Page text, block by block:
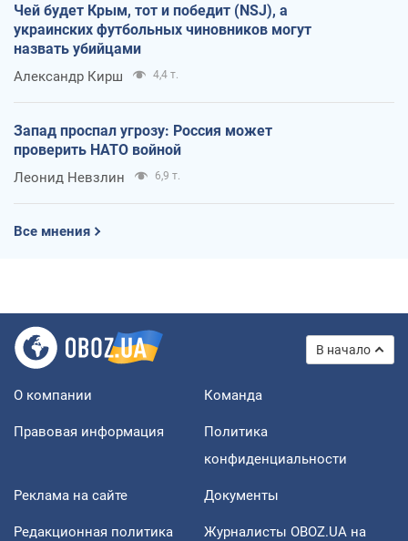
Чей будет Крым, тот и победит (NSJ), а
украинских футбольных чиновников могут
назвать убийцами
Александр Кирш 4,4 т.
Запад проспал угрозу: Россия может
проверить НАТО войной
Леонид Невзлин 6,9 т.
Все мнения
В начало
О компании Команда
Правовая информация
Политика
конфиденциальности
Реклама на сайте Документы
Редакционная политика
Журналисты OBOZ.UA на